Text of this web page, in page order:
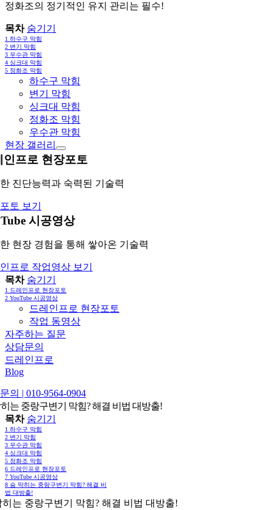
정화조의 정기적인 유지 관리는 필수!
목차 숨기기
1 하수구 막힘
2 변기 막힘
3 우수관 막힘
4 싱크대 막힘
5 정화조 막힘
하수구 막힘
변기 막힘
싱크대 막힘
정화조 막힘
우수관 막힘
현장 갤러리
인프로 현장포토
진단능력과 숙력된 기술력
토 보기
시공영상
현장 경험을 통해 쌓아온 기술력
프로 작업영상 보기
목차 숨기기
1 드레인프로 현장포토
2 YouTube 시공영상
드레인프로 현장포토
작업 동영상
자주하는 질문
상담문의
드레인프로
Blog
의 | 010-9564-0904
는 중랑구변기 막힘? 해결 비법 대방출!
목차 숨기기
1 하수구 막힘
2 변기 막힘
3 우수관 막힘
4 싱크대 막힘
5 정화조 막힘
6 드레인프로 현장포토
7 YouTube 시공영상
8 숨 막히는 중랑구변기 막힘? 해결 비
법 대방출!
히는 중랑구변기 막힘? 해결 비법 대방출!